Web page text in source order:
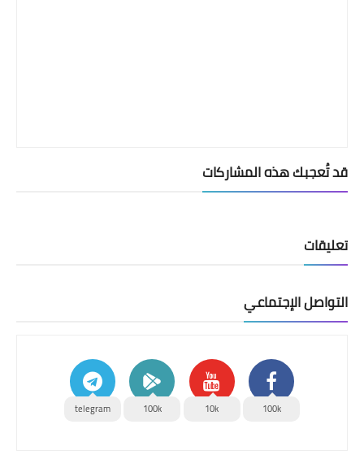
قد تُعجبك هذه المشاركات
تعليقات
التواصل الإجتماعي
100k
10k
100k
telegram